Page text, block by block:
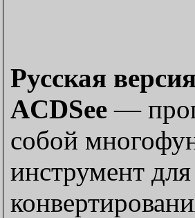
Русская
ACDSee —
собой
инструмент